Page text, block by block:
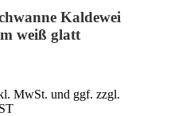
Kaldewei
weiß glatt
MwSt. und ggf. zzgl.
ST